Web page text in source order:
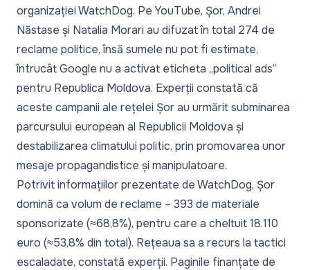
organizației WatchDog. Pe YouTube, Șor, Andrei
Năstase și Natalia Morari au difuzat în total 274 de
reclame politice, însă sumele nu pot fi estimate,
întrucât Google nu a activat eticheta „political ads”
pentru Republica Moldova. Experții constată că
aceste campanii ale rețelei Șor au urmărit subminarea
parcursului european al Republicii Moldova și
destabilizarea climatului politic, prin promovarea unor
mesaje propagandistice și manipulatoare.
Potrivitinformațiilor prezentate de WatchDog, Șor
domină ca volum de reclame – 393 de materiale
sponsorizate (≈68,8%), pentru care a cheltuit 18.110
euro (≈53,8% din total). Rețeaua sa a recurs la tactici
escaladate, constată experții. Paginile finanțate de